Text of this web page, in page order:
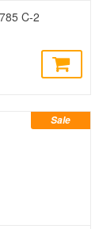
C-2
Sale